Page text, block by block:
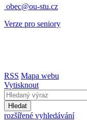
obec@ou-stu.cz
Verze pro seniory
RSS Mapa webu
Vytisknout
Hledat
rozšířené vyhledávání